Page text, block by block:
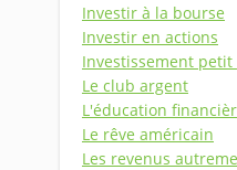
Investir à la bourse
Investir en actions
Investissement
Le club argent
L'éducation
Le rêve américain
Les revenus